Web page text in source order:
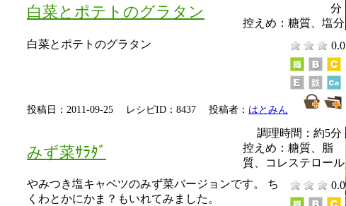
白菜とポテトのグラタン
分
白菜とポテトのグラタン 0.0
控えめ： 糖質、塩分
投稿日：2011-09-25 レシピID：8437 投稿者： はとみん
みず菜ｻﾗﾀﾞ
調理時間：約5分
やみつき塩キャベツのみず菜バージョンです。 ち
くわとかにかま？もいれてみました。
0.0
控えめ： 糖質、脂
質、コレステロール